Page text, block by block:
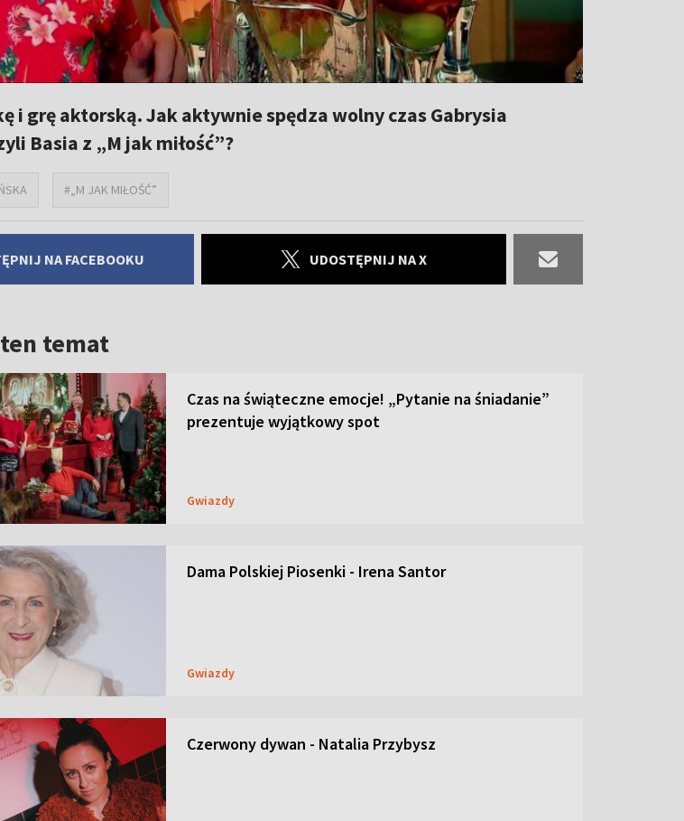
i grę aktorską. Jak aktywnie spędza wolny czas Gabrysia
Basia z „M jak miłość”?
#„M JAK MIŁOŚĆ”
NA FACEBOOKU UDOSTĘPNIJ NA X
temat
Czas na świąteczne emocje! „Pytanie na śniadanie”
prezentuje wyjątkowy spot
Gwiazdy
Dama Polskiej Piosenki - Irena Santor
Gwiazdy
Czerwony dywan - Natalia Przybysz